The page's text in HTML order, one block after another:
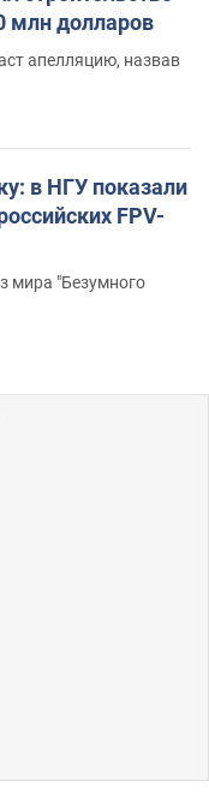
млн долларов
апелляцию, назвав
в НГУ показали
FPV-
мира "Безумного